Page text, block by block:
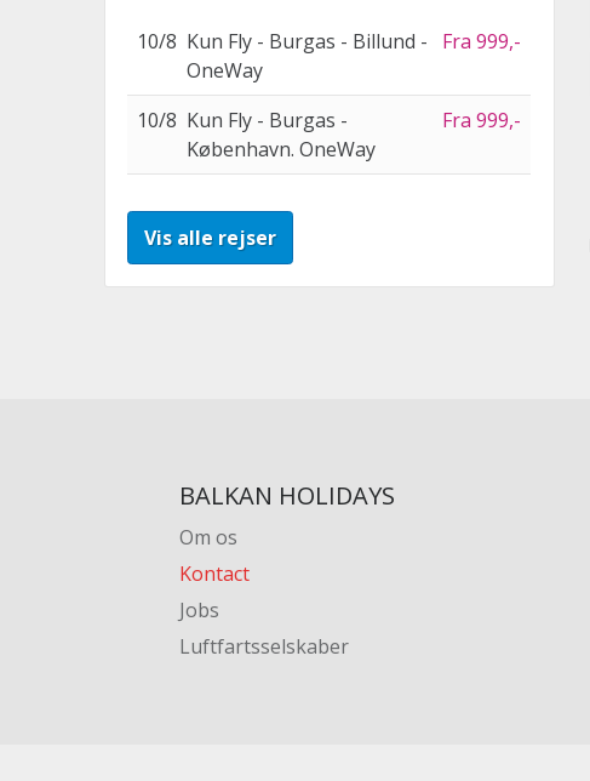
10/8 Kun Fly - Burgas - Billund -
OneWay
Fra 999,-
10/8 Kun Fly - Burgas -
København. OneWay
Fra 999,-
Vis alle rejser
BALKAN HOLIDAYS
Om os
Kontact
Jobs
Luftfartsselskaber